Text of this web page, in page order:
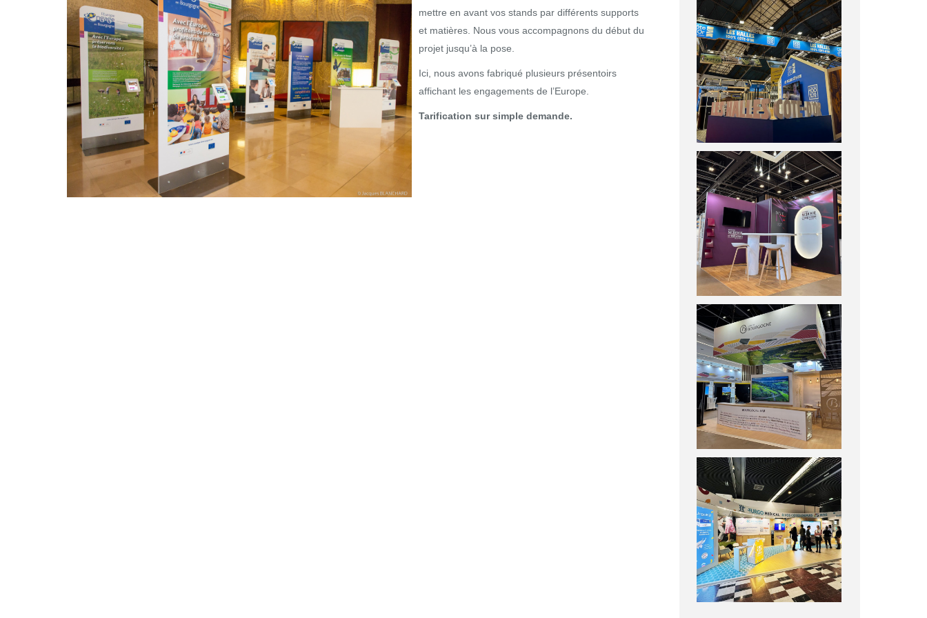
mettre en avant vos stands par différents supports
et matières. Nous vous accompagnons du début du
projet jusqu’à la pose.
Ici, nous avons fabriqué plusieurs présentoirs
affichant les engagements de l’Europe.
Tarification sur simple demande.